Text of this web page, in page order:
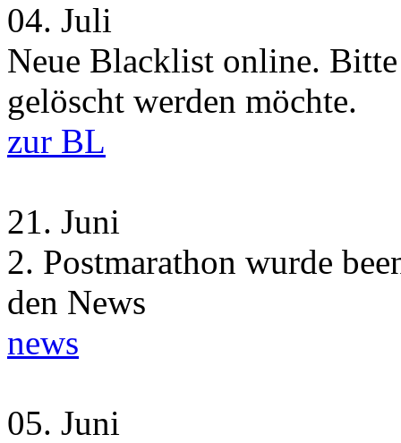
04. Juli
Neue Blacklist online.
gelöscht werden möchte.
zur BL
21. Juni
2. Postmarathon wurde
den News
news
05. Juni